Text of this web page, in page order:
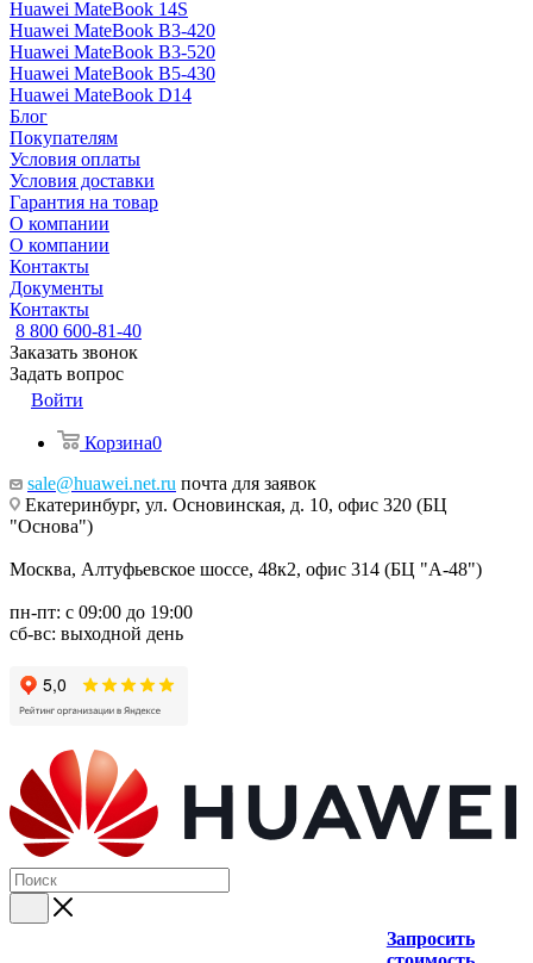
Huawei MateBook 14S
Huawei MateBook B3-420
Huawei MateBook B3-520
Huawei MateBook B5-430
Huawei MateBook D14
Блог
Покупателям
Условия оплаты
Условия доставки
Гарантия на товар
О компании
О компании
Контакты
Документы
Контакты
8 800 600-81-40
Заказать звонок
Задать вопрос
Войти
Корзина0
sale@huawei.net.ru почта для заявок
Екатеринбург, ул. Основинская, д. 10, офис 320 (БЦ
"Основа")
Москва, Алтуфьевское шоссе, 48к2, офис 314 (БЦ "А-48")
пн-пт: с 09:00 до 19:00
сб-вс: выходной день
Запросить